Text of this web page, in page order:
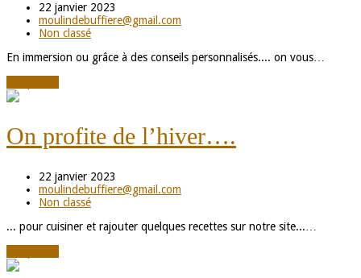
22 janvier 2023
moulindebuffiere@gmail.com
Non classé
En immersion ou grâce à des conseils personnalisés.... on vous…
On profite de l’hiver….
22 janvier 2023
moulindebuffiere@gmail.com
Non classé
... pour cuisiner et rajouter quelques recettes sur notre site...…